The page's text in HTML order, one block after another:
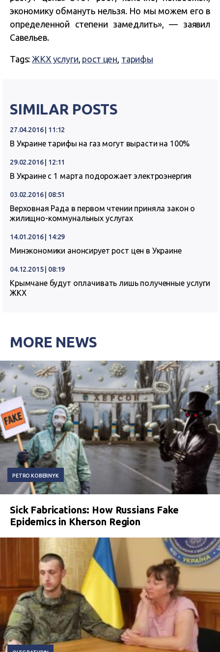
экономику обмануть нельзя. Но мы можем его в
определенной степени замедлить», — заявил
Савельев.
Tags:ЖКХ услуги, рост цен, тарифы
SIMILAR POSTS
27.04.2016 | 11:12
В Украине тарифы на газ могут вырасти на 100%
29.02.2016 | 12:11
В Украине с 1 марта подорожает электроэнергия
03.02.2016 | 08:51
Верховная Рада в первом чтении приняла закон о
жилищно-коммунальных услугах
14.01.2016 | 14:29
Минэкономики анонсирует рост цен в Украине
04.12.2015 | 08:19
Крымчане будут оплачивать лишь полученные услуги
ЖКХ
MORE NEWS
PETRO KOBERNYK
Sick Fabrications: How Russians Fake
Epidemics in Kherson Region